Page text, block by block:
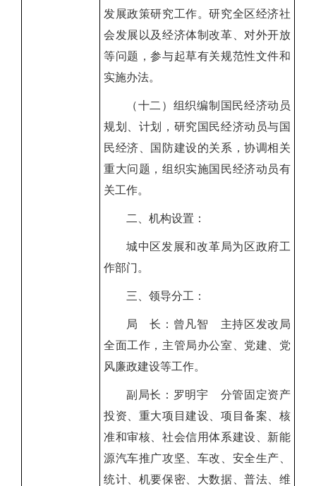
发展政策研究工作。研究全区经济社
会发展以及经济体制改革、对外开放
等问题，参与起草有关规范性文件和
实施办法。
（十二）组织编制国民经济动员
规划、计划，研究国民经济动员与国
民经济、国防建设的关系，协调相关
重大问题，组织实施国民经济动员有
关工作。
二、机构设置：
城中区发展和改革局为区政府工
作部门 。
三、 领导分工：
局 长：曾凡智
主持区发改局
全面工作，主管局办公室、党建、党
风廉政建设等工作。
副局长：罗明宇
分管固定资产
投资、 重大项目建设 、项目备案、核
准和审核、社会信用体系建设、新能
源汽车推广攻坚、车改、安全生产、
统计、机要保密、大数据、普法、维